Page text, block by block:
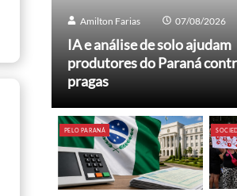
Amilton Farias 07/08/2026
IA e análise de solo ajudam
produtores do Paraná
pragas
PELO PARANÁ